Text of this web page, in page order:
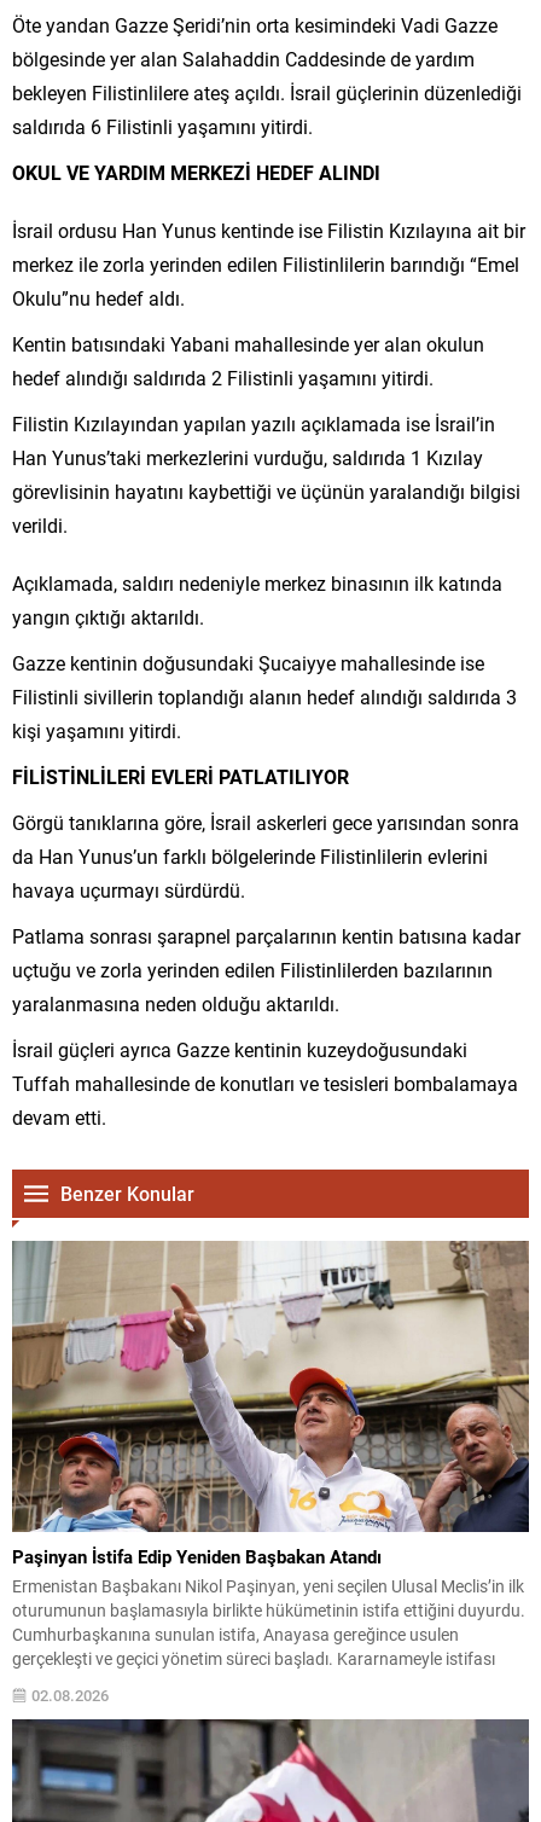
Öte yandan Gazze Şeridi’nin orta kesimindeki Vadi Gazze
bölgesinde yer alan Salahaddin Caddesinde de yardım
bekleyen Filistinlilere ateş açıldı. İsrail güçlerinin düzenlediği
saldırıda 6 Filistinli yaşamını yitirdi.
OKUL VE YARDIM MERKEZİ HEDEF ALINDI
İsrail ordusu Han Yunus kentinde ise Filistin Kızılayına ait bir
merkez ile zorla yerinden edilen Filistinlilerin barındığı “Emel
Okulu”nu hedef aldı.
Kentin batısındaki Yabani mahallesinde yer alan okulun
hedef alındığı saldırıda 2 Filistinli yaşamını yitirdi.
Filistin Kızılayından yapılan yazılı açıklamada ise İsrail’in
Han Yunus’taki merkezlerini vurduğu, saldırıda 1 Kızılay
görevlisinin hayatını kaybettiği ve üçünün yaralandığı bilgisi
verildi.
Açıklamada, saldırı nedeniyle merkez binasının ilk katında
yangın çıktığı aktarıldı.
Gazze kentinin doğusundaki Şucaiyye mahallesinde ise
Filistinli sivillerin toplandığı alanın hedef alındığı saldırıda 3
kişi yaşamını yitirdi.
FİLİSTİNLİLERİ EVLERİ PATLATILIYOR
Görgü tanıklarına göre, İsrail askerleri gece yarısından sonra
da Han Yunus’un farklı bölgelerinde Filistinlilerin evlerini
havaya uçurmayı sürdürdü.
Patlama sonrası şarapnel parçalarının kentin batısına kadar
uçtuğu ve zorla yerinden edilen Filistinlilerden bazılarının
yaralanmasına neden olduğu aktarıldı.
İsrail güçleri ayrıca Gazze kentinin kuzeydoğusundaki
Tuffah mahallesinde de konutları ve tesisleri bombalamaya
devam etti.
Benzer Konular
Paşinyan İstifa Edip Yeniden Başbakan Atandı
Ermenistan Başbakanı Nikol Paşinyan, yeni seçilen Ulusal Meclis’in ilk
oturumunun başlamasıyla birlikte hükümetinin istifa ettiğini duyurdu.
Cumhurbaşkanına sunulan istifa, Anayasa gereğince usulen
gerçekleşti ve geçici yönetim süreci başladı. Kararnameyle istifası
edecek. Aynı gün yayımlanan ikinci kararnameyle ise Paşinyan
resmen tekrar başbakan...
02.08.2026